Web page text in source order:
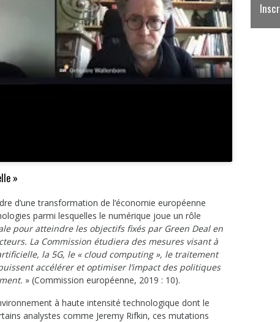
»
d’une transformation de l’économie européenne
parmi lesquelles le numérique joue un rôle
pour atteindre les objectifs fixés par Green Deal en
La Commission étudiera des mesures visant à
la 5G, le « cloud computing », le traitement
accélérer et optimiser l’impact des politiques
» (Commission européenne, 2019 : 10).
à haute intensité technologique dont le
analystes comme Jeremy Rifkin, ces mutations